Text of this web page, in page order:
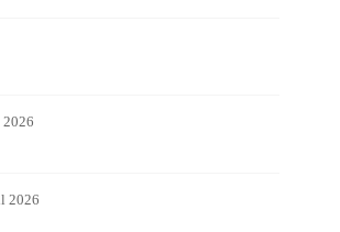
2026